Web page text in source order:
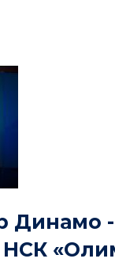
Динамо
НСК